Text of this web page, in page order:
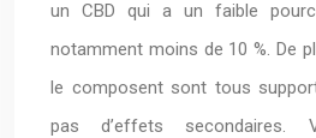
un CBD qui a un faible
notamment moins de 10 %. De
le composent sont tous
pas d’effets secondaires.